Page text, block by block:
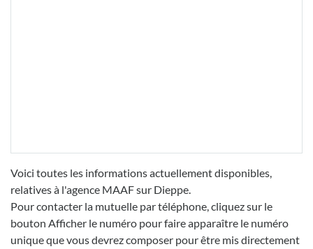
Voici toutes les informations actuellement disponibles,
relatives à l'agence MAAF sur Dieppe.
Pour contacter la mutuelle par téléphone, cliquez sur le
bouton Afficher le numéro pour faire apparaître le numéro
unique que vous devrez composer pour être mis directement